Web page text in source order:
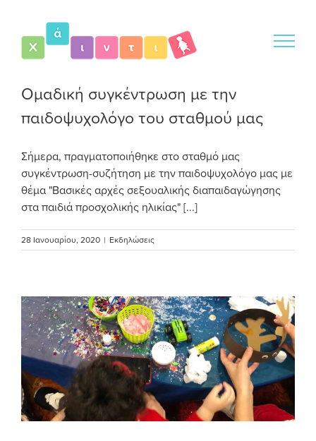
περιεχόμενο
Ομαδική συγκέντρωση με την
παιδοψυχολόγο του σταθμού μας
Σήμερα, πραγματοποιήθηκε στο σταθμό μας
συγκέντρωση-συζήτηση με την παιδοψυχολόγο μας με
θέμα "Βασικές αρχές σεξουαλικής διαπαιδαγώγησης
στα παιδιά προσχολικής ηλικίας" [...]
28 Ιανουαρίου, 2020 | Εκδηλώσεις